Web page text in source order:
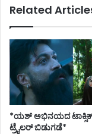
Related
*ಯಶ್ ಅಭಿನಯದ
ಟ್ರೈಲರ್ ಬಿಡುಗಡೆ*